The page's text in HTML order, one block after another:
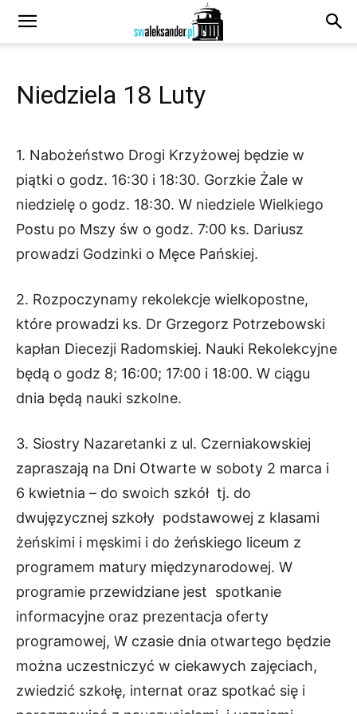
Niedziela 18 Luty
1. Nabożeństwo Drogi Krzyżowej będzie w
piątki o godz. 16:30 i 18:30. Gorzkie Żale w
niedzielę o godz. 18:30. W niedziele Wielkiego
Postu po Mszy św o godz. 7:00 ks. Dariusz
prowadzi Godzinki o Męce Pańskiej.
2. Rozpoczynamy rekolekcje wielkopostne,
które prowadzi ks. Dr Grzegorz Potrzebowski
kapłan Diecezji Radomskiej. Nauki Rekolekcyjne
będą o godz 8; 16:00; 17:00 i 18:00. W ciągu
dnia będą nauki szkolne.
3. Siostry Nazaretanki z ul. Czerniakowskiej
zapraszają na Dni Otwarte w soboty 2 marca i
6 kwietnia – do swoich szkół tj. do
dwujęzycznej szkoły podstawowej z klasami
żeńskimi i męskimi i do żeńskiego liceum z
programem matury międzynarodowej. W
programie przewidziane jest spotkanie
informacyjne oraz prezentacja oferty
programowej, W czasie dnia otwartego będzie
można uczestniczyć w ciekawych zajęciach,
zwiedzić szkołę, internat oraz spotkać się i